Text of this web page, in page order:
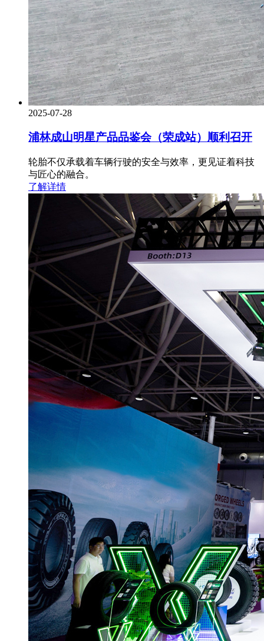
2025-07-28
浦林成山明星产品品鉴会（荣成站）顺利召开
轮胎不仅承载着车辆行驶的安全与效率，更见证着科技
与匠心的融合。
了解详情